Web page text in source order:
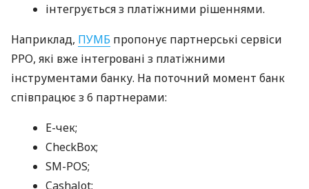
інтегрується з платіжними рішеннями.
Наприклад, ПУМБ пропонує партнерські сервіси
РРО, які вже інтегровані з платіжними
інструментами банку. На поточний момент банк
співпрацює з 6 партнерами:
E-чек;
CheckBox;
SM-POS;
Cashalot;